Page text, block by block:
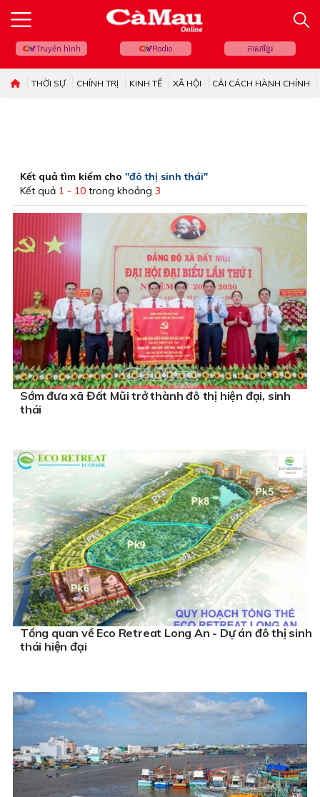
Truyền hình Radio ភាសាខ្មែរ
THỜI SỰ CHÍNH TRỊ KINH TẾ XÃ HỘI CẢI CÁCH HÀNH CHÍNH
Kết quả tìm kiếm cho "đô thị sinh thái"
Kết quả 1 - 10 trong khoảng 3
Sớm đưa xã Đất Mũi trở thành đô thị hiện đại, sinh
thái
Tổng quan về Eco Retreat Long An - Dự án đô thị sinh
thái hiện đại